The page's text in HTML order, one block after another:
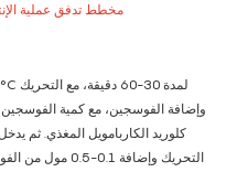
مخطط تدفق عملية
التحريك وإضافة